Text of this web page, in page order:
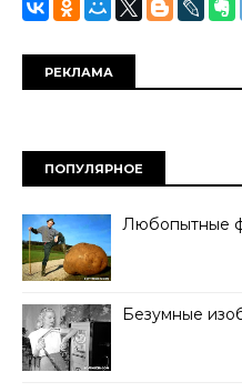
РЕКЛАМА
ПОПУЛЯРНОЕ
Любопытные
Безумные